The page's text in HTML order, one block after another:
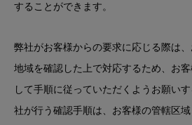
することができます。
弊社がお客様からの要求に応じる際は
地域を確認した上で対応するため、お
して手順に従っていただくようお願い
社が行う確認手順は、お客様の管轄区